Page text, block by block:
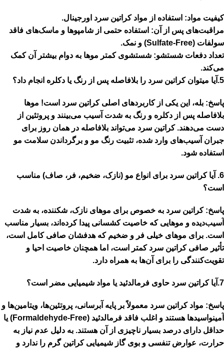
کیفیت مواد: استفاده از مواد کراتین سرد اورجینال.
مراقبت‌های پس از آن: استفاده حتمی از شامپوها و ماسک‌های فاقد
سولفات (Sulfate-Free)
و نمک.
تعداد دفعات شستشو: شستشوی کمتر موها به دوام بیشتر آن کمک
می‌کند.
5. آیا میتوان کراتین سرد را بلافاصله پس از رنگ یا دکلره انجام داد؟
پاسخ: بله، این یکی از کاربردهای اصلی کراتین سرد است! موها
بلافاصله پس از دکلره و رنگ به شدت آسیب می‌بینند و پروتئین از
دست می‌دهند. کراتین سرد می‌تواند بلافاصله در همان روز برای
جبران آسیب‌های وارد شده، تثبیت رنگ مو و برگرداندن سلامت مو
استفاده شود.
6.
آیا کراتین سرد برای انواع مو (نازک، ضخیم، فر، صاف) مناسب
است؟
پاسخ: کراتین سرد به خصوص برای موهای نازک، شکننده، به شدت
آسیب‌دیده و موهایی که خاصیت کشسانی پیدا کرده‌اند، بسیار مناسب
است. برای موهای خیلی فر و ضخیم که هدفشان صافی کامل است،
تأثیر صافی کراتین سرد کمتر است، اما همچنان خاصیت احیا و
تقویت‌کنندگی را برای آن‌ها به همراه دارد.
7. آیا کراتین سرد حاوی فرمالدئید یا مواد شیمیایی مضر است؟
پاسخ: مواد کراتین سرد معمولاً بر پایه آبرسانی، پروتئین‌ها، ویتامین‌ها و
آمینواسیدها
هستند و اغلب فاقد فرمالدئید (Formaldehyde-Free) یا
حداقل دارای درصد بسیار ناچیزی از آن هستند. به دلیل عدم نیاز به
حرارت، عوارض تنفسی و بوی گاز شیمیایی کراتین گرم را ندارد و